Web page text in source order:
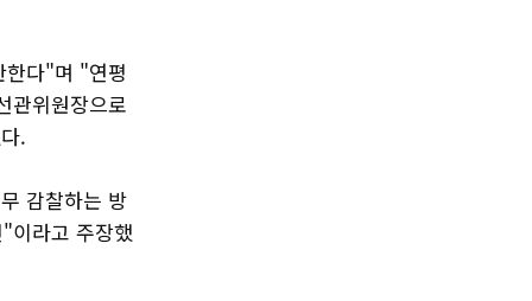
한다"며 "연평
관위원장으로
.
감찰하는 방
이라고 주장했